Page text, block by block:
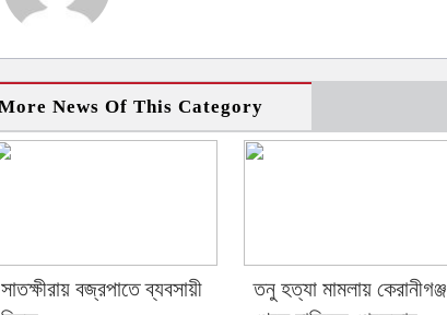
News Of This Category
সাতক্ষীরায় বজ্রপাতে ব্যবসায়ী
তনু হত্যা মামলায় কেরানীগঞ্জ